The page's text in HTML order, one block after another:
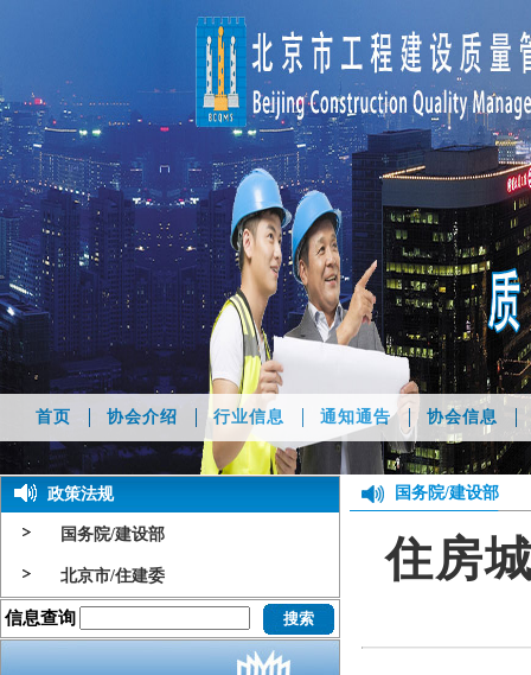
首页 协会介绍 行业信息 通知通告 协会信息
政策法规
国务院/建设部
北京市/住建委
信息查询
国务院/建设部
住房